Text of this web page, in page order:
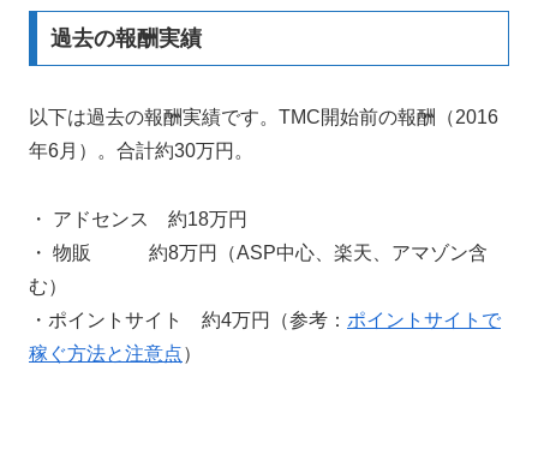
過去の報酬実績
以下は過去の報酬実績です。TMC開始前の報酬（2016
年6月）。合計約30万円。
・ アドセンス 約18万円
・ 物販 約8万円（ASP中心、楽天、アマゾン含
む）
・ポイントサイト 約4万円（参考： ポイントサイトで
稼ぐ方法と注意点）